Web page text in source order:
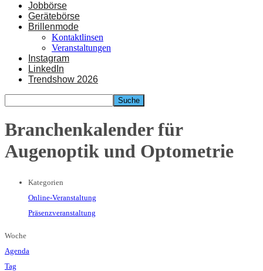
Jobbörse
Gerätebörse
Brillenmode
Kontaktlinsen
Veranstaltungen
Instagram
LinkedIn
Trendshow 2026
Branchenkalender für
Augenoptik und Optometrie
Kategorien
Online-Veranstaltung
Präsenzveranstaltung
Woche
Agenda
Tag